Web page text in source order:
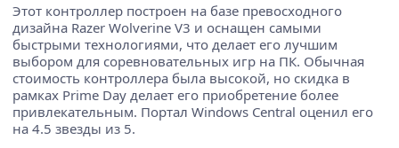
Этот контроллер построен на базе превосходного
дизайна Razer Wolverine V3 и оснащен самыми
быстрыми технологиями, что делает его лучшим
выбором для соревновательных игр на ПК. Обычная
стоимость контроллера была высокой, но скидка в
рамках Prime Day делает его приобретение более
привлекательным. Портал Windows Central оценил его
на 4.5 звезды из 5.